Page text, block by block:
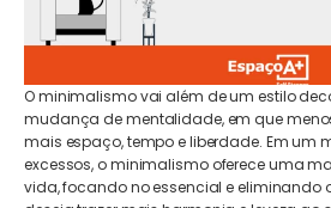
O minimalismo vai além de um estilo
mudança de mentalidade, em que
mais espaço, tempo e liberdade. Em um
excessos, o minimalismo oferece uma
vida, focando no essencial e eliminando